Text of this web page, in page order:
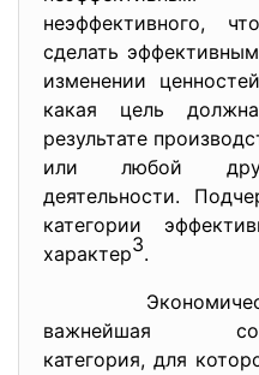
неэффективного,
сделать
изменении
какая цель
результате
или любой
деятельности.
категории
характер3.
важнейшая
категория, для